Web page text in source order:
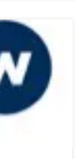
2013 an.
viele ins
an ihre